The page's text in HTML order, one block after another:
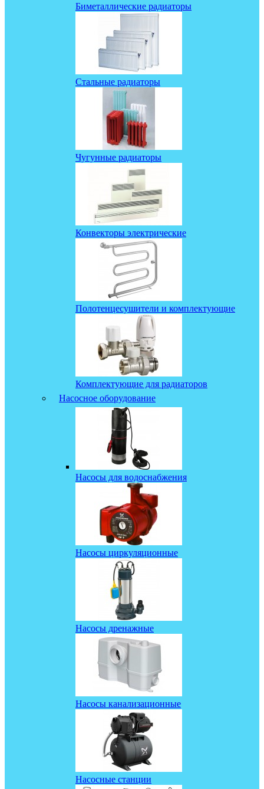
Биметаллические радиаторы
Стальные радиаторы
Чугунные радиаторы
Конвекторы электрические
Полотенцесушители и комплектующие
Комплектующие для радиаторов
Насосное оборудование
Насосы для водоснабжения
Насосы циркуляционные
Насосы дренажные
Насосы канализационные
Насосные станции